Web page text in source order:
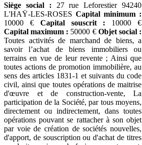
Siège social : 27 rue Leforestier 94240
L'HAŸ-LES-ROSES Capital minimum :
10000 € Capital souscrit : 10000 €
Capital maximum : 50000 € Objet social :
Toutes activités de marchand de biens, a
savoir l’achat de biens immobiliers ou
terrains en vue de leur revente ; Ainsi que
toutes actions de promotion immobilière, au
sens des articles 1831-1 et suivants du code
civil, ainsi que toutes opérations de maitrise
d'œuvre et de construction-vente, La
participation de la Société, par tous moyens,
directement ou indirectement, dans toutes
opérations pouvant se rattacher à son objet
par voie de création de sociétés nouvelles,
d'apport, de souscription ou d'achat de titres